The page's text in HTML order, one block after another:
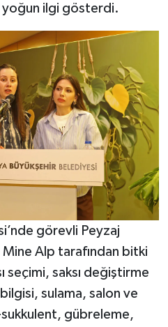
yoğun ilgi gösterdi.
görevli Peyzaj
Mine Alp tarafından bitki
seçimi, saksı değiştirme
sulama, salon ve
gübreleme,